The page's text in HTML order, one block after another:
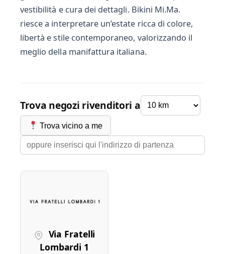
vestibilità e cura dei dettagli. Bikini Mi.Ma.
riesce a interpretare un’estate ricca di colore,
libertà e stile contemporaneo, valorizzando il
meglio della manifattura italiana.
Trova negozi rivenditori a
Trova vicino a me
Via Fratelli
Lombardi 1